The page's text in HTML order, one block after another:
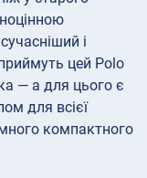
і
цей Polo
— а для цього є
для всієї
компактного